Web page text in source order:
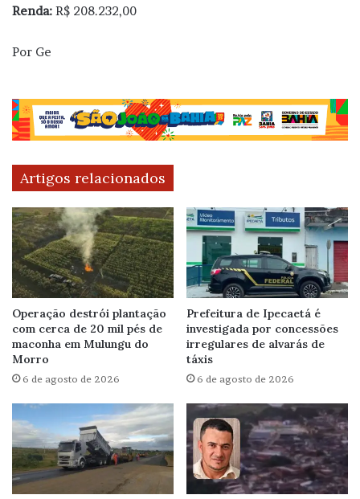
Renda: R$ 208.232,00
Por Ge
Artigos relacionados
Operação destrói plantação
com cerca de 20 mil pés de
maconha em Mulungu do
Morro
6 de agosto de 2026
Prefeitura de Ipecaetá é
investigada por concessões
irregulares de alvarás de
táxis
6 de agosto de 2026